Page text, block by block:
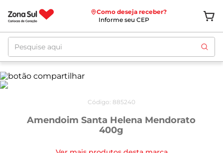
Como deseja receber?
Informe seu CEP
Pesquise aqui
Código: 885240
Amendoim Santa Helena Mendorato
400g